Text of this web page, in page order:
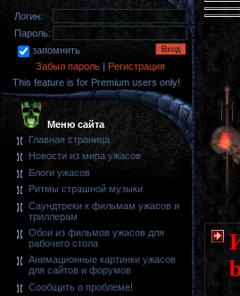
Логин:
Пароль:
запомнить
Забыл пароль | Регистрация
This feature is for Premium users only!
Меню сайта
Главная страница
Новости из мира ужасов
Блоги ужасов
Ритмы страшной музыки
Саундтреки к фильмам ужасов и
триллерам
Обои из фильмов ужасов для
рабочего стола
Анимационные картинки ужасов
для сайтов и форумов
Сообщить о проблеме!